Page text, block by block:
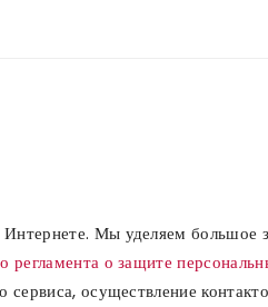
Мы уделяем большое
регламента о защите
осуществление